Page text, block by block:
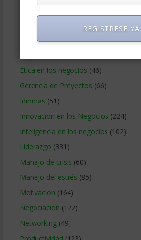
(566)
Efectividad(52)
Etica en los negocios (46)
Gerencia de Proyectos (66)
Idiomas (51)
Innovacion en los Negocios (224)
Inteligencia en los negocios (102)
Liderazgo (331)
Manejo de crisis (60)
Manejo del estrés (85)
Motivacion (164)
Negociacion (122)
Networking(49)
REGISTRESE YA